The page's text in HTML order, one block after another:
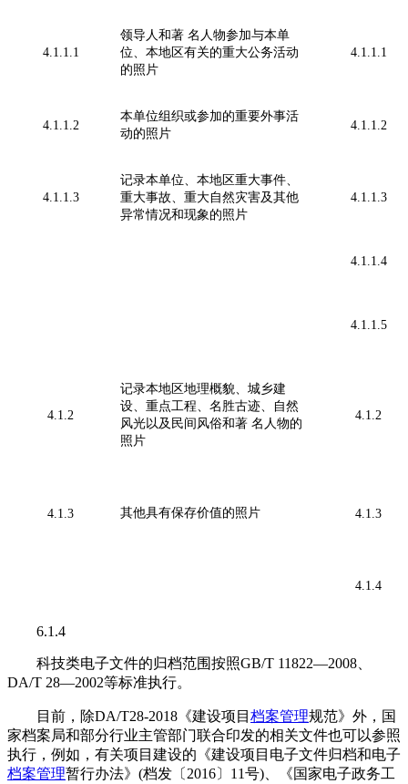
4.1.1.1
领导人和著 名人物参加与本单
位、本地区有关的重大公务活动
的照片
4.1.1.1
4.1.1.2
本单位组织或参加的重要外事活
动的照片
4.1.1.2
4.1.1.3
记录本单位、本地区重大事件、
重大事故、重大自然灾害及其他
异常情况和现象的照片
4.1.1.3
4.1.1.4
4.1.1.5
4.1.2
记录本地区地理概貌、城乡建
设、重点工程、名胜古迹、自然
风光以及民间风俗和著 名人物的
照片
4.1.2
4.1.3 其他具有保存价值的照片 4.1.3
4.1.4
6.1.4
科技类电子文件的归档范围按照GB/T 11822—2008、
DA/T 28—2002等标准执行。
目前，除DA/T28-2018《建设项目 档案管理规范》外，国
家档案局和部分行业主管部门联合印发的相关文件也可以参照
执行，例如，有关项目建设的《建设项目电子文件归档和电子
档案管理暂行办法》(档发〔2016〕11号)、《国家电子政务工